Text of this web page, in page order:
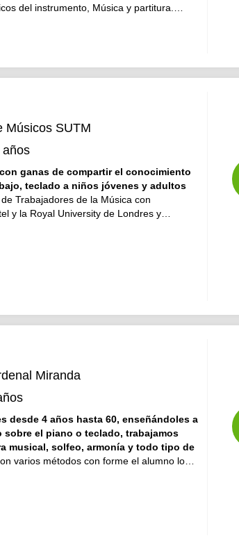
del instrumento, Música y partitura.
preferencias del alumno (jazz, Música
alumnos a cumplir sus metas en cuant...
Músicos SUTM
años
ganas de compartir el conocimiento
teclado a niños jóvenes y adultos
Trabajadores de la Música con
y la Royal University de Londres y
Miranda
desde 4 años hasta 60, enseñándoles a
el piano o teclado, trabajamos
musical, solfeo, armonía y todo tipo de
varios métodos con forme el alumno lo
las habilidades requeridas para poder